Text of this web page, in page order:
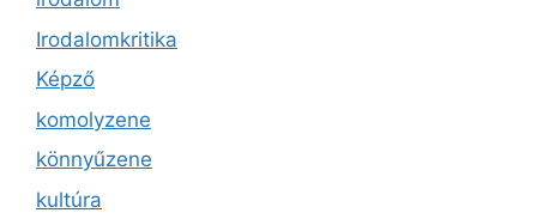
Irodalomkritika
Képző
komolyzene
könnyűzene
kultúra